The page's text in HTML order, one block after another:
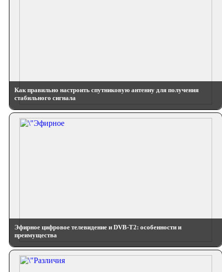
Как правильно настроить спутниковую антенну для получения
стабильного сигнала
Эфирное цифровое телевидение и DVB-T2: особенности и
преимущества